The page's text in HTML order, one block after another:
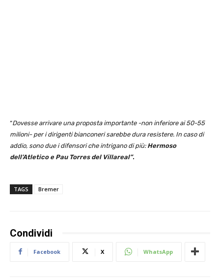
“Dovesse arrivare una proposta importante -non inferiore ai 50-55
milioni- per i dirigenti bianconeri sarebbe dura resistere. In caso di
addio, sono due i difensori che intrigano di più:Hermoso
dell’Atletico e Pau Torres del Villareal”.
TAGS Bremer
Condividi
Facebook X WhatsApp